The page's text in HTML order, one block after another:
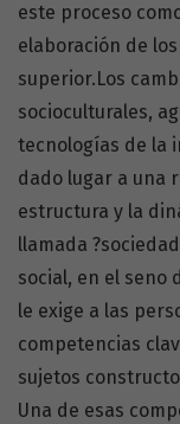
este proceso
elaboración de
superior.Los
socioculturales,
tecnologías de la
dado lugar a una
estructura y la
llamada
social, en el seno
le exige a las
competencias
sujetos
Una de esas